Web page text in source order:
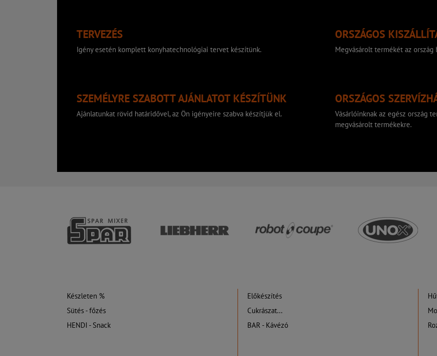
TERVEZÉS
Igény esetén komplett konyhatechnológiai tervet készítünk.
ORSZÁGOS
Megvásárolt termékét az
SZEMÉLYRE SZABOTT AJÁNLATOT KÉSZÍTÜNK
Ajánlatunkat rövid határidővel, az Ön igényeire szabva készítjük el.
ORSZÁGOS
Vásárlóinknak az egész ország
megvásárolt termékekre.
Készleten % Előkészítés
Sütés - főzés
Cukrászat...
HENDI - Snack
BAR - Kávézó